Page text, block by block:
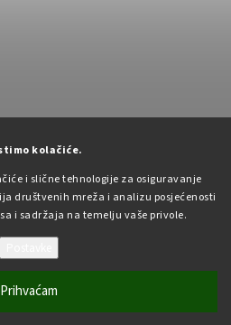
kolačiće.
i slične tehnologije za osiguravanje
društvenih mreža i analizu posjećenosti
i sadržaja na temelju vaše privole.
Prihvaćam
Pabex.hr. Sva prava pridržana.
postavke kolačića